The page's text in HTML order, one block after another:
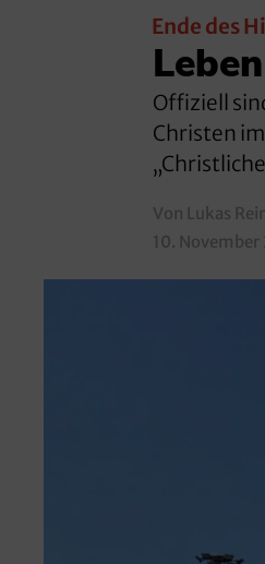
Ende des
Offiziell
Christen
Von Lukas
10. November